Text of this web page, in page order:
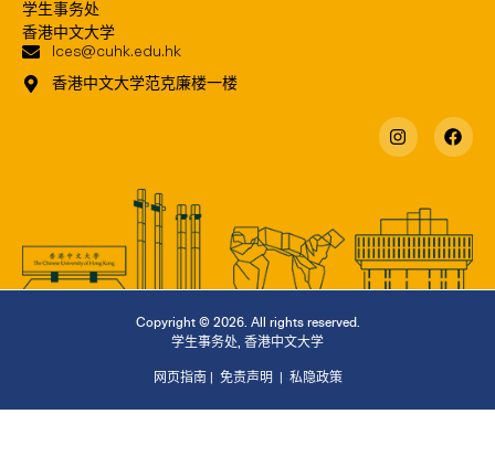
学生事务处
香港中文大学
lces@cuhk.edu.hk
香港中文大学范克廉楼一楼
Copyright © 2026. All rights reserved.
学生事务处 香港中文大学
网页指南| 免责声明| 私隐政策